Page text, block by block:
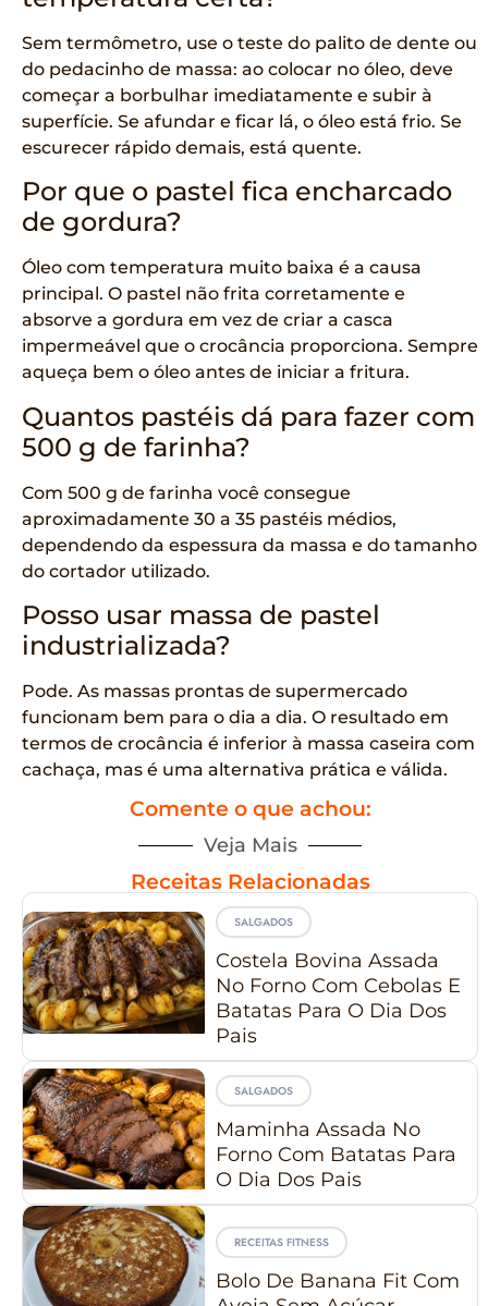
Sem termômetro, use o teste do palito de dente ou
do pedacinho de massa: ao colocar no óleo, deve
começar a borbulhar imediatamente e subir à
superfície. Se afundar e ficar lá, o óleo está frio. Se
escurecer rápido demais, está quente.
Por que o pastel fica encharcado
de gordura?
Óleo com temperatura muito baixa é a causa
principal. O pastel não frita corretamente e
absorve a gordura em vez de criar a casca
impermeável que o crocância proporciona. Sempre
aqueça bem o óleo antes de iniciar a fritura.
Quantos pastéis dá para fazer com
500 g de farinha?
Com 500 g de farinha você consegue
aproximadamente 30 a 35 pastéis médios,
dependendo da espessura da massa e do tamanho
do cortador utilizado.
Posso usar massa de pastel
industrializada?
Pode. As massas prontas de supermercado
funcionam bem para o dia a dia. O resultado em
termos de crocância é inferior à massa caseira com
cachaça, mas é uma alternativa prática e válida.
Comente o que achou:
Veja Mais
Receitas Relacionadas
SALGADOS
Costela Bovina Assada
No Forno Com Cebolas E
Batatas Para O Dia Dos
Pais
SALGADOS
Maminha Assada No
Forno Com Batatas Para
O Dia Dos Pais
RECEITAS FITNESS
Bolo De Banana Fit Com